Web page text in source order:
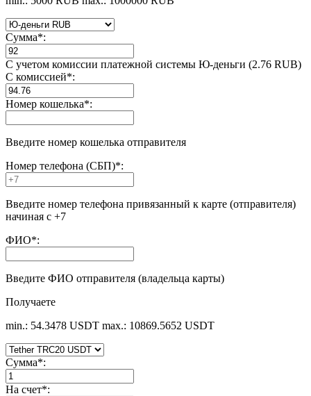
Сумма*:
С учетом комиссии платежной системы Ю-деньги (2.76 RUB)
С комиссией*:
Номер кошелька*:
Введите номер кошелька отправителя
Номер телефона (СБП)*:
Введите номер телефона привязанный к карте (отправителя)
начиная с +7
ФИО*:
Введите ФИО отправителя (владельца карты)
Получаете
min.: 54.3478 USDT max.: 10869.5652 USDT
Сумма*:
На счет*: